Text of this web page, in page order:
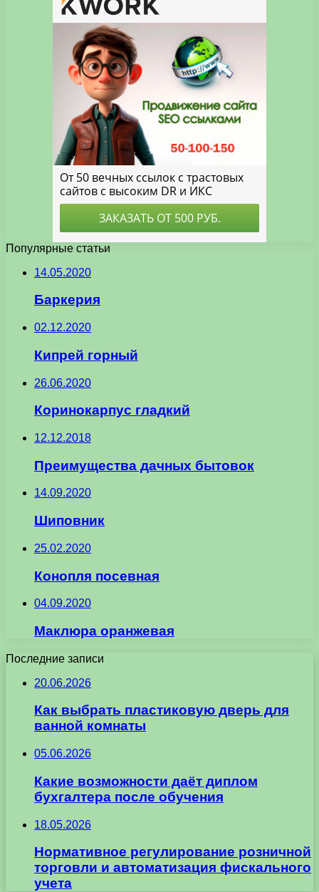
Популярные статьи
14.05.2020
Баркерия
02.12.2020
Кипрей горный
26.06.2020
Коринокарпус гладкий
12.12.2018
Преимущества дачных бытовок
14.09.2020
Шиповник
25.02.2020
Конопля посевная
04.09.2020
Маклюра оранжевая
Последние записи
20.06.2026
Как выбрать пластиковую дверь для
ванной комнаты
05.06.2026
Какие возможности даёт диплом
бухгалтера после обучения
18.05.2026
Нормативное регулирование розничной
торговли и автоматизация фискального
учета